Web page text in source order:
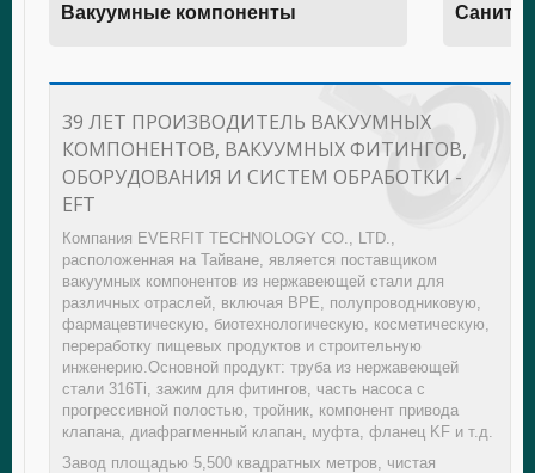
Вакуумные компоненты
39 ЛЕТ ПРОИЗВОДИТЕЛЬ ВАКУУМНЫХ
КОМПОНЕНТОВ, ВАКУУМНЫХ ФИТИНГОВ,
ОБОРУДОВАНИЯ И СИСТЕМ ОБРАБОТКИ -
EFT
Компания EVERFIT TECHNOLOGY CO., LTD.,
расположенная на Тайване, является поставщиком
вакуумных компонентов из нержавеющей стали для
различных отраслей, включая BPE, полупроводниковую,
фармацевтическую, биотехнологическую, косметическую,
переработку пищевых продуктов и строительную
инженерию.Основной продукт: труба из нержавеющей
стали 316Ti, зажим для фитингов, часть насоса с
прогрессивной полостью, тройник, компонент привода
клапана, диафрагменный клапан, муфта, фланец KF и т.д.
Завод площадью 5,500 квадратных метров, чистая